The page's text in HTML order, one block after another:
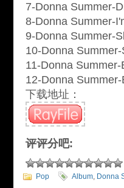
7-Donna Summer-
8-Donna Summer-
9-Donna Summer-
10-Donna
11-Donna
12-Donna
下载地址：
评评分吧:
Pop Album, Donna